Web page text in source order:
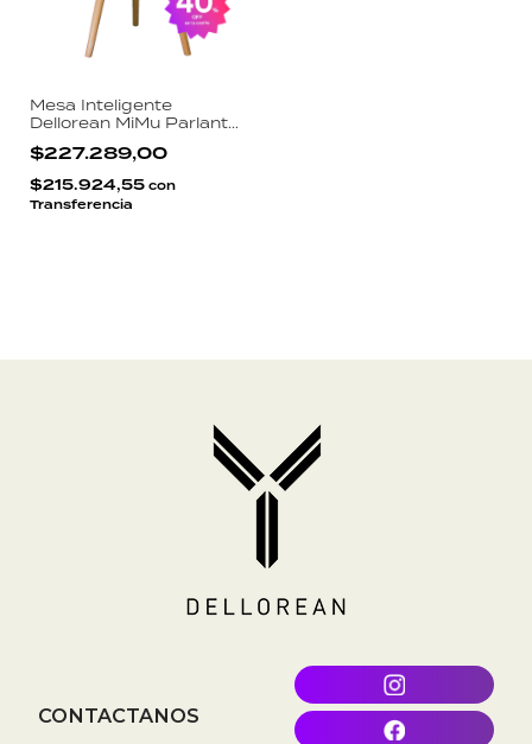
Mesa Inteligente
Dellorean MiMu Parlante
Bluetooth 60W Carga
Inalámbrica 10W Batería
10000mAh Diseño
Nórdico
$227.289,00
$215.924,55 con
Transferencia
CONTACTANOS